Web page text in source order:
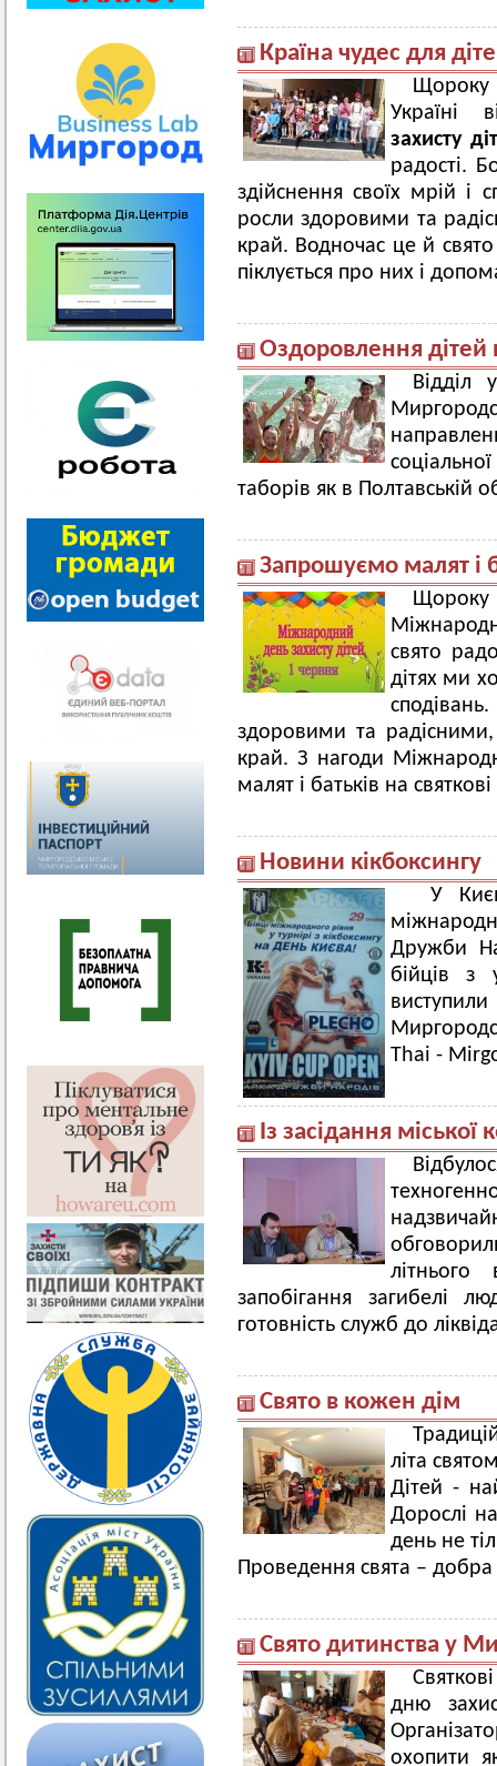
Країна чудес для
Щороку
Україні
захисту
радості.
здійснення своїх мрій і
росли здоровими та
край. Водночас це й
піклується про них і
Оздоровлення дітей
Відділ
таборів як в Полтавській
Запрошуємо малят і
Щороку
свято
дітях ми
здоровими та
край. З нагоди
малят і батьків на
Новини кікбоксингу
У
Дружби
бійців з
Thai -
Із засідання міської
літнього
запобігання загибелі
готовність служб до
Свято в кожен дім
літа
Дітей -
Дорослі
день не
Проведення свята –
Свято дитинства у
дню
охопити